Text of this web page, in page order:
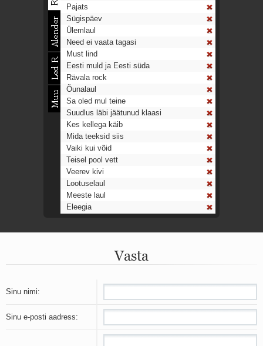
Pajats
Sügispäev
Ülemlaul
Need ei vaata tagasi
Must lind
Eesti muld ja Eesti süda
Rävala rock
Õunalaul
Sa oled mul teine
Suudlus läbi jäätunud klaasi
Kes kellega käib
Mida teeksid siis
Vaiki kui võid
Teisel pool vett
Veerev kivi
Lootuselaul
Meeste laul
Eleegia
Ahtumine
Mu isamaa on minu arm
Ih-ih-hii ja ah-ah-haa
Päikeselapsed
Laul võimalusest
Vasta
Sinu nimi:
Sinu e-posti aadress: